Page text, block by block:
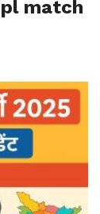
match